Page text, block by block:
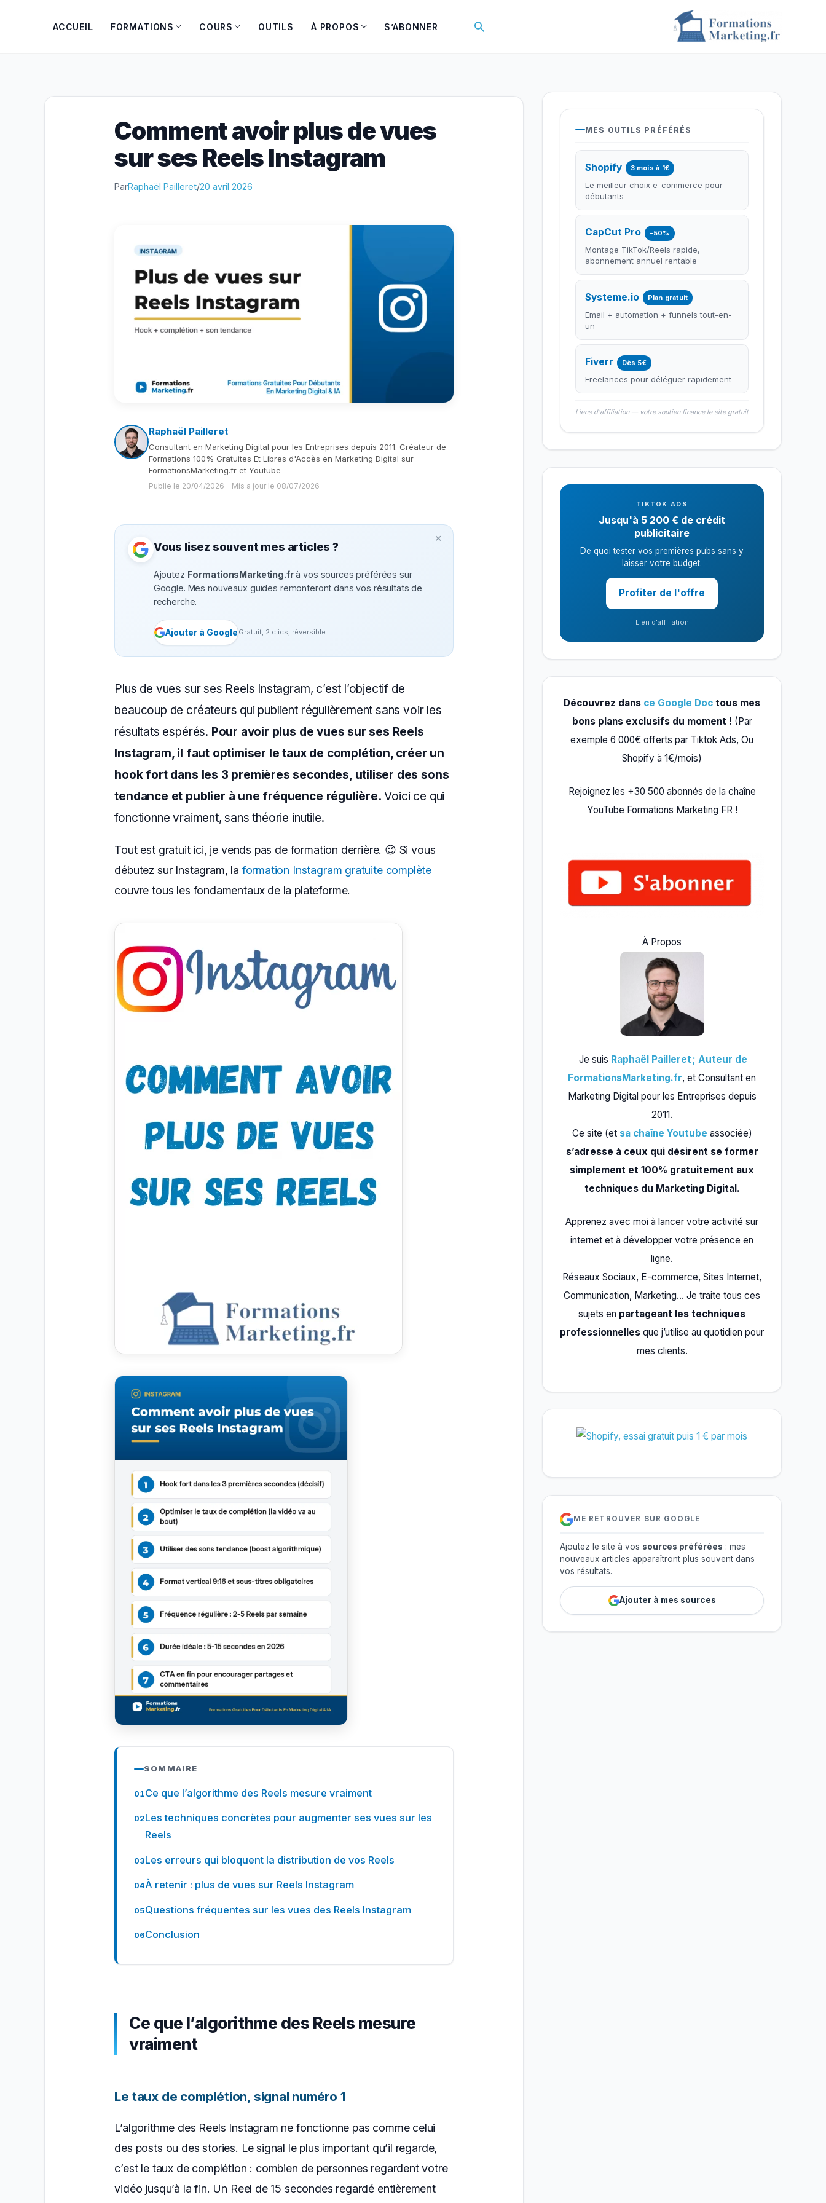
ACCUEIL FORMATIONS COURS OUTILS À PROPOS S’ABONNER Rechercher
Comment avoir plus de vues
sur ses Reels Instagram
ParRaphaël Pailleret/20 avril 2026
Raphaël Pailleret
Consultant en Marketing Digital pour les Entreprises depuis 2011. Créateur de
Formations 100% Gratuites Et Libres d'Accès en Marketing Digital sur
FormationsMarketing.fr et Youtube
Publie le 20/04/2026 – Mis a jour le 08/07/2026
×
Vous lisez souvent mes articles ?
Ajoutez FormationsMarketing.frà vos sources préférées sur
Google. Mes nouveaux guides remonteront dans vos résultats de
recherche.
Ajouter à GoogleGratuit, 2 clics, réversible
Plus de vues sur ses Reels Instagram, c’est l’objectif de
beaucoup de créateurs qui publient régulièrement sans voir les
résultats espérés. Pour avoir plus de vues sur ses Reels
Instagram, il faut optimiser le taux de complétion, créer un
hook fort dans les 3 premières secondes, utiliser des sons
tendance et publier à une fréquence régulière. Voici ce qui
fonctionne vraiment, sans théorie inutile.
Tout est gratuit ici, je vends pas de formation derrière. 😉 Si vous
débutez sur Instagram, la formation Instagram gratuite complète
couvre tous les fondamentaux de la plateforme.
SOMMAIRE
Ce que l’algorithme des Reels mesure vraiment
Les techniques concrètes pour augmenter ses vues sur les
Reels
Les erreurs qui bloquent la distribution de vos Reels
À retenir : plus de vues sur Reels Instagram
Questions fréquentes sur les vues des Reels Instagram
Conclusion
Ce que l’algorithme des Reels mesure
vraiment
Le taux de complétion, signal numéro 1
L’algorithme des Reels Instagram ne fonctionne pas comme celui
des posts ou des stories. Le signal le plus important qu’il regarde,
c’est le taux de complétion : combien de personnes regardent votre
vidéo jusqu’à la fin. Un Reel de 15 secondes regardé entièrement
MES OUTILS PRÉFÉRÉS
Shopify 3 mois à 1€
Le meilleur choix e-commerce pour
débutants
CapCut Pro -50%
Montage TikTok/Reels rapide,
abonnement annuel rentable
Systeme.io Plan gratuit
Email + automation + funnels tout-en-
un
Fiverr Dès 5€
Freelances pour déléguer rapidement
Liens d'affiliation — votre soutien finance le site gratuit
TIKTOK ADS
Jusqu'à 5 200 € de crédit
publicitaire
De quoi tester vos premières pubs sans y
laisser votre budget.
Profiter de l'offre
Lien d'affiliation
Découvrez dans ce Google Doc tous mes
bons plans exclusifs du moment ! (Par
exemple 6 000€ offerts par Tiktok Ads, Ou
Shopify à 1€/mois)
Rejoignez les +30 500 abonnés de la chaîne
YouTube Formations Marketing FR !
À Propos
Je suis Raphaël Pailleret ; Auteur de
FormationsMarketing.fr, et Consultant en
Marketing Digital pour les Entreprises depuis
2011.
Ce site (et sa chaîne Youtube associée)
s’adresse à ceux qui désirent se former
simplement et 100% gratuitement aux
techniques du Marketing Digital.
Apprenez avec moi à lancer votre activité sur
internet et à développer votre présence en
ligne.
Réseaux Sociaux, E-commerce, Sites Internet,
Communication, Marketing… Je traite tous ces
sujets en partageant les techniques
professionnelles que j’utilise au quotidien pour
mes clients.
ME RETROUVER SUR GOOGLE
Ajoutez le site à vos sources préférées : mes
nouveaux articles apparaîtront plus souvent dans
vos résultats.
Ajouter à mes sources